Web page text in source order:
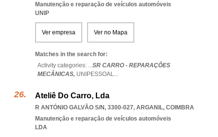
Manutenção e reparação de veículos automóveis
UNIP
Ver empresa Ver no Mapa
Matches in the search for:
Activity categories: ...SR CARRO - REPARAÇÕES
MECÂNICAS, UNIPESSOAL...
Ateliê Do Carro, Lda
R ANTÓNIO GALVÃO S/N, 3300-027, ARGANIL, COIMBRA
Manutenção e reparação de veículos automóveis
LDA